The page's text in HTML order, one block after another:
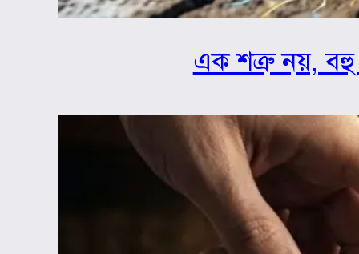
এক শত্রু নয়, বহু